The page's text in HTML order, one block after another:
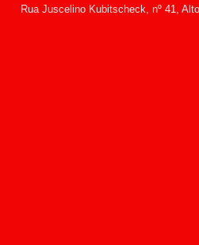
Rua Juscelino Kubitscheck, nº 41,